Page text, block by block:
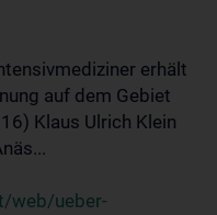
erhält
auf dem Gebiet
Klaus Ulrich Klein
web/ueber-